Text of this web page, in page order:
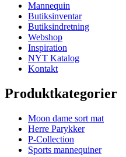
Mannequin
Butiksinventar
Butiksindretning
Webshop
Inspiration
NYT Katalog
Kontakt
Produktkategorier
Moon dame sort mat
Herre Parykker
P-Collection
Sports mannequiner